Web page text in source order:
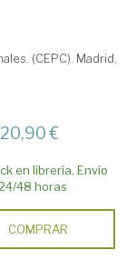
(CEPC). Madrid,
20,90 €
en librería. Envío
48 horas
COMPRAR